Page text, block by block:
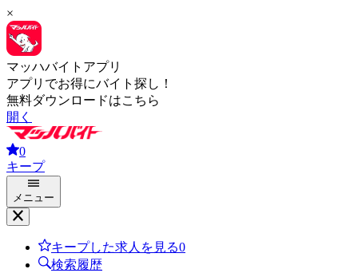
×
マッハバイトアプリ
アプリでお得にバイト探し！
無料ダウンロードはこちら
開く
0
キープ
メニュー
キープした求人を見る0
検索履歴